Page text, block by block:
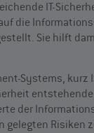
IT-
die
Sie hilft
Systems, kurz
der
gelegten Risiken